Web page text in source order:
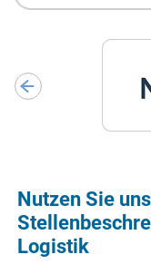
Nutzen Sie
Logistik